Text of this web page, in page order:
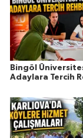
Bingöl
Adaylara Tercih